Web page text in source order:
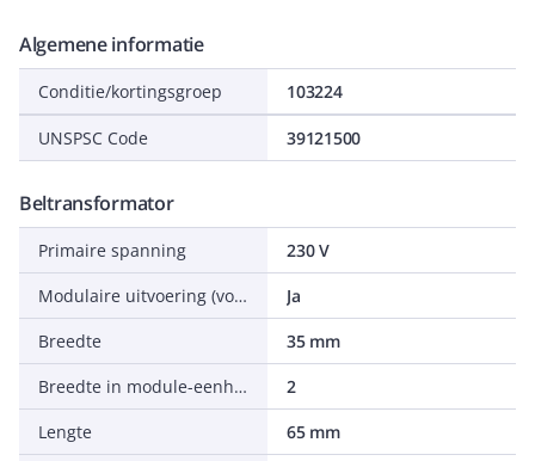
Algemene informatie
Conditie/kortingsgroep 103224
UNSPSC Code 39121500
Beltransformator
Primaire spanning
230 V
Modulaire uitvoering (voor railmontage)
Ja
Breedte
35 mm
Breedte in module-eenheden
2
Lengte
65 mm